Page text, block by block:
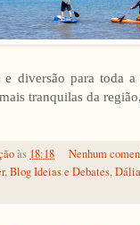
e diversão para toda
tranquilas da
às 18:18
Nenhum
,Blog Ideias e Debates,